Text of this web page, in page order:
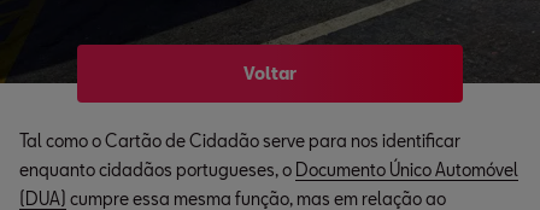
Voltar
Tal como o Cartão de Cidadão serve para nos identificar
enquanto cidadãos portugueses, o Documento Único Automóvel
(DUA) cumpre essa mesma função, mas em relação ao